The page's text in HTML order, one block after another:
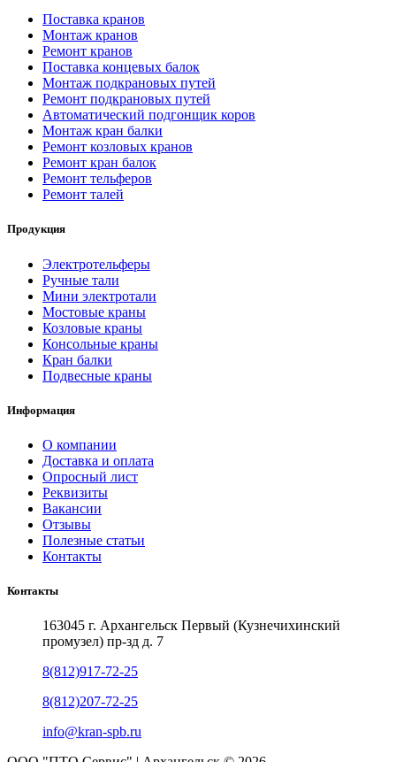
Поставка кранов
Монтаж кранов
Ремонт кранов
Поставка концевых балок
Монтаж подкрановых путей
Ремонт подкрановых путей
Автоматический подгонщик коров
Монтаж кран балки
Ремонт козловых кранов
Ремонт кран балок
Ремонт тельферов
Ремонт талей
Продукция
Электротельферы
Ручные тали
Мини электротали
Мостовые краны
Козловые краны
Консольные краны
Кран балки
Подвесные краны
Информация
О компании
Доставка и оплата
Опросный лист
Реквизиты
Вакансии
Отзывы
Полезные статьи
Контакты
Контакты
163045 г. Архангельск Первый (Кузнечихинский
промузел) пр-зд д. 7
8(812)917-72-25
8(812)207-72-25
info@kran-spb.ru